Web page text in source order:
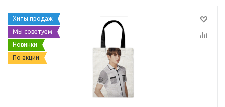
Хиты продаж
Мы советуем
Новинки
По акции